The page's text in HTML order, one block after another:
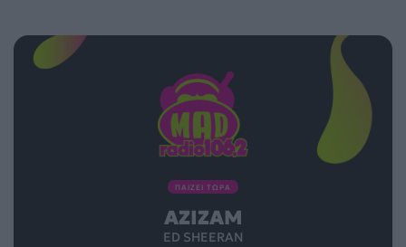
ΠΑΙΖΕΙ ΤΩΡΑ
AZIZAM
ED SHEERAN